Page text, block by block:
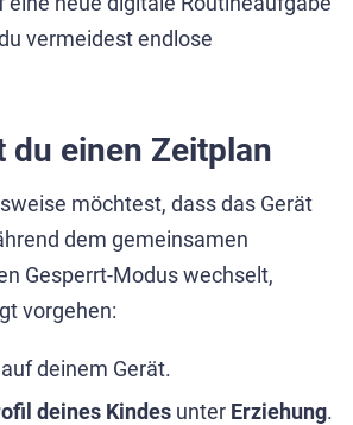
vermeidest endlose
du einen Zeitplan
möchtest, dass das Gerät
dem gemeinsamen
Gesperrt-Modus wechselt,
vorgehen:
auf deinem Gerät.
deines Kindes unter Erziehung.